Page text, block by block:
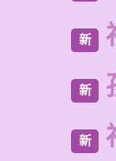
新
新
新